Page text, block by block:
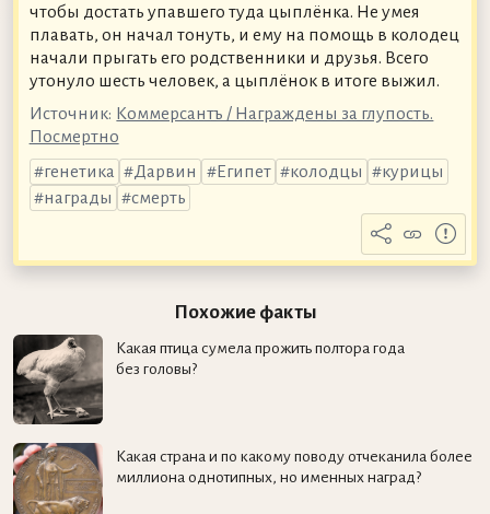
чтобы достать упавшего туда цыплёнка. Не умея
плавать, он начал тонуть, и ему на помощь в колодец
начали прыгать его родственники и друзья. Всего
утонуло шесть человек, а цыплёнок в итоге выжил.
Источник: Коммерсантъ / Награждены за глупость.
Посмертно
генетика
Дарвин Египет колодцы
курицы
награды
смерть
Похожие факты
Какая птица сумела прожить полтора года
без головы?
Какая страна и по какому поводу отчеканила более
миллиона однотипных, но именных наград?